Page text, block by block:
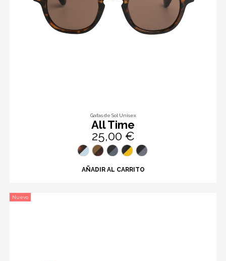
Gafas de Sol Unisex
All Time
25,00 €
AÑADIR AL CARRITO
Nuevo